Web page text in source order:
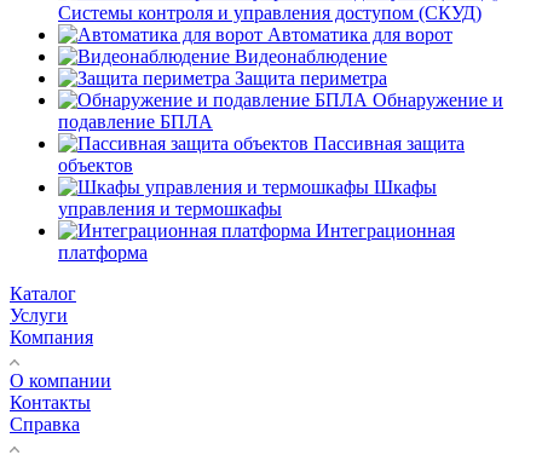
Системы контроля и управления доступом (СКУД)
Автоматика для ворот
Видеонаблюдение
Защита периметра
Обнаружение и
подавление БПЛА
Пассивная защита
объектов
Шкафы
управления и термошкафы
Интеграционная
платформа
Каталог
Услуги
Компания
О компании
Контакты
Справка